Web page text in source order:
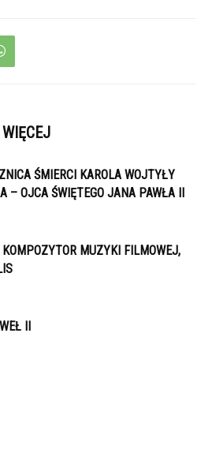
WIĘCEJ
ŚMIERCI KAROLA WOJTYŁY
– OJCA ŚWIĘTEGO JANA PAWŁA II
KOMPOZYTOR MUZYKI FILMOWEJ,
II